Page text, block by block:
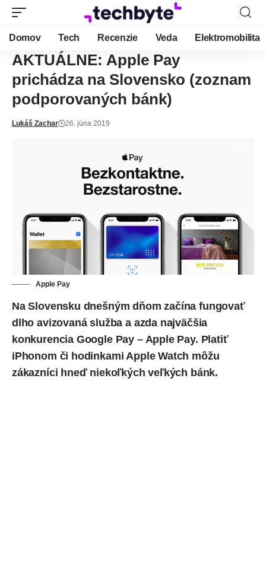
Domov Tech Recenzie Veda Elektromobilita
AKTUÁLNE: Apple Pay
prichádza na Slovensko (zoznam
podporovaných bánk)
Lukáš Zachar 26. júna 2019
Apple Pay
Na Slovensku dnešným dňom začína fungovať
dlho avizovaná služba a azda najväčšia
konkurencia Google Pay – Apple Pay. Platiť
iPhonom či hodinkami Apple Watch môžu
zákazníci hneď niekoľkých veľkých bánk.